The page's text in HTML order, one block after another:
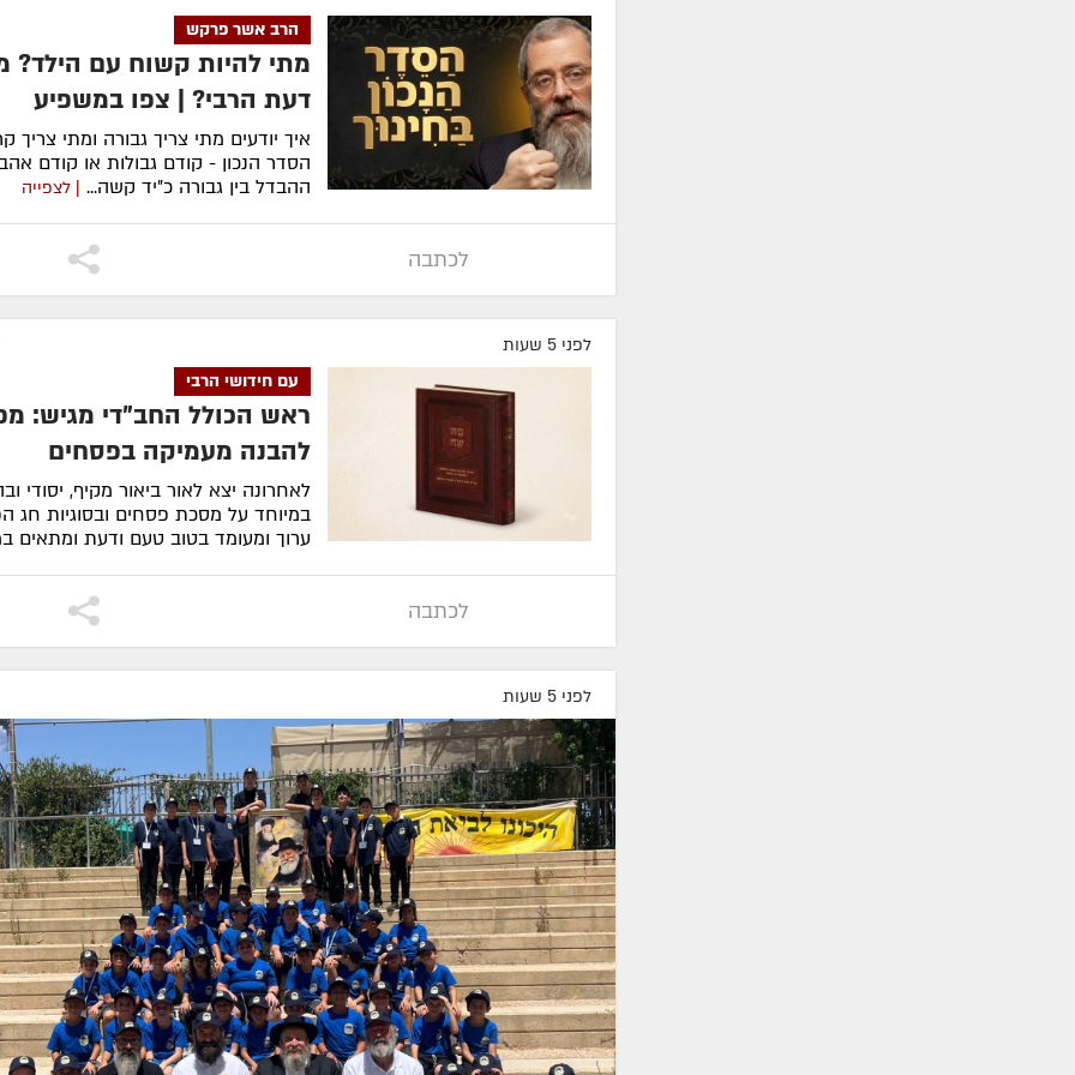
הרב אשר פרקש
מתי להיות קשוח עם הילד?
דעת הרבי? | צפו במשפיע
איך יודעים מתי צריך גבורה ומתי צריך
הסדר הנכון - קודם גבולות או קודם
ההבדל בין גבורה כ"יד קשה... | לצפייה
לכתבה
לפני 5 שעות
עם חידושי הרבי
ראש הכולל החב"די מגיש:
להבנה מעמיקה בפסחים
לאחרונה ​יצא לאור ביאור מקיף, יסודי
במיוחד על מסכת פסחים ובסוגיות חג
ערוך ומעומד בטוב טעם ודעת ומתאים
לכתבה
לפני 5 שעות